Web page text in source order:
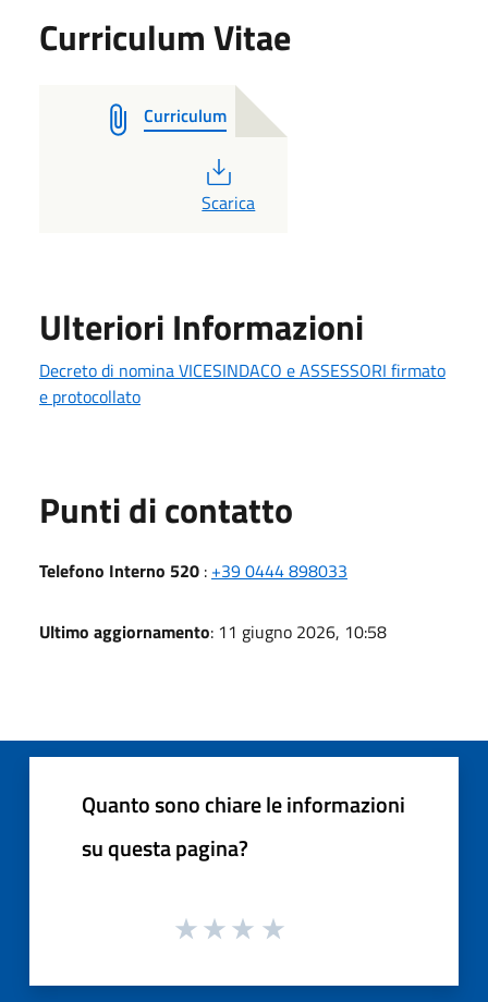
Curriculum Vitae
Curriculum
PDF
Scarica
Ulteriori Informazioni
Decreto di nomina VICESINDACO e ASSESSORI firmato
e protocollato
Punti di contatto
Telefono Interno 520 : +39 0444 898033
Ultimo aggiornamento: 11 giugno 2026, 10:58
Quanto sono chiare le informazioni
su questa pagina?